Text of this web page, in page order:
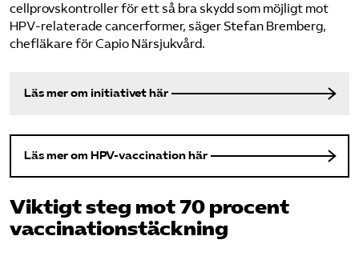
cellprovskontroller för ett så bra skydd som möjligt mot
HPV-relaterade cancerformer, säger Stefan Bremberg,
chefläkare för Capio Närsjukvård.
Läs mer om initiativet här
Läs mer om HPV-vaccination här
Viktigt steg mot 70 procent
vaccinationstäckning